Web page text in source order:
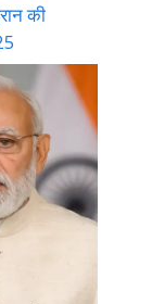
की